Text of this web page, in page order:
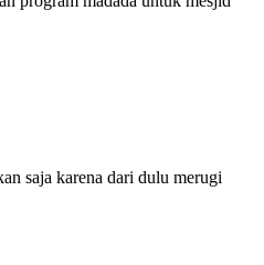
saja karena dari dulu merugi